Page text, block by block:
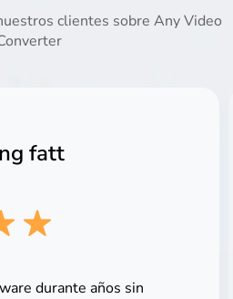
clientes sobre Any Video
fatt
durante años sin